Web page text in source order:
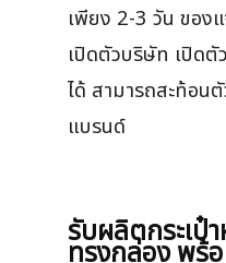
เพียง 2-3 วัน ของ
เปิดตัวบริษัท เปิดตั
ได้ สามารถสะท้อน
แบรนด์
รับผลิตกระเป๋
ทรงกล่อง พร้